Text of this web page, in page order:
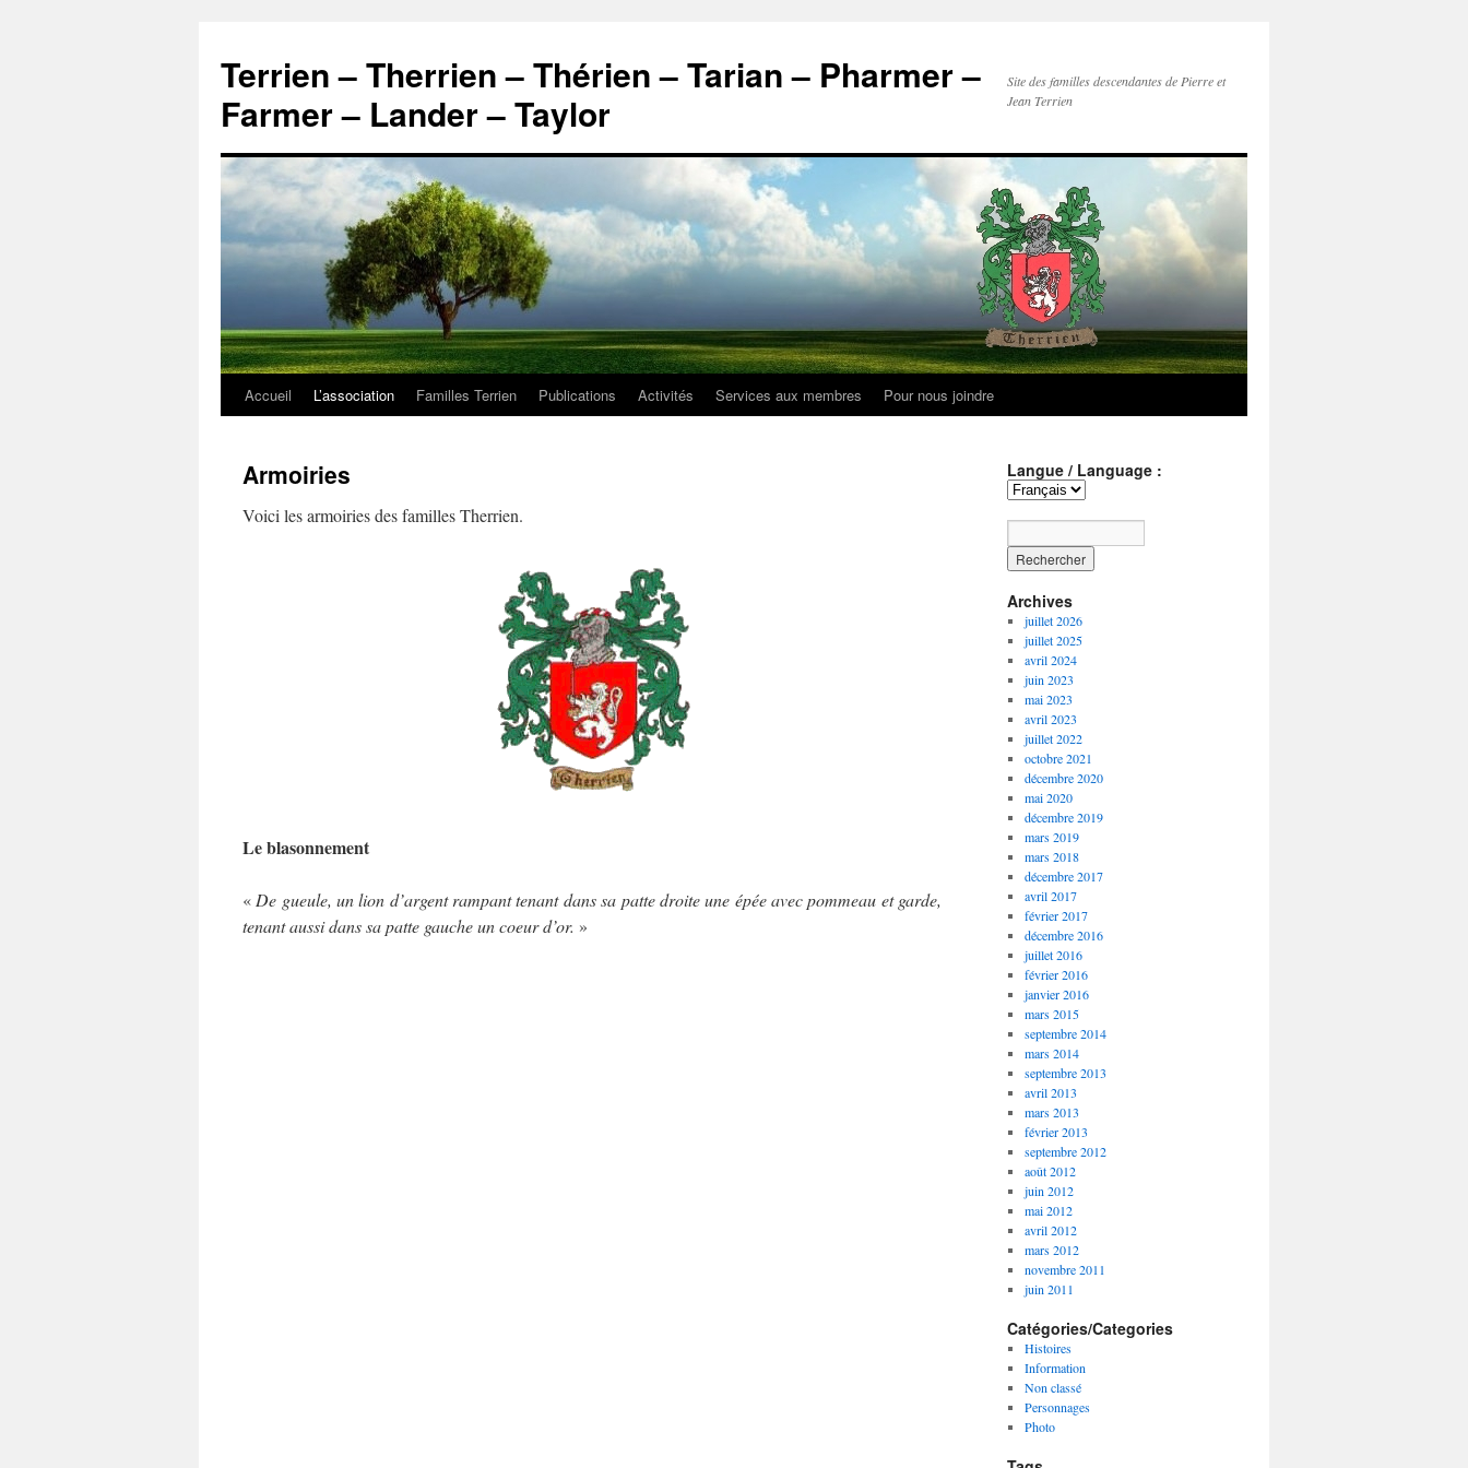
contenu
Terrien – Therrien – Thérien – Tarian – Pharmer –
Farmer – Lander – Taylor
Site des familles descendantes de Pierre et
Jean Terrien
Accueil L’association Familles Terrien Publications Activités Services aux membres Pour nous joindre
Armoiries
Voici les armoiries des familles Therrien.
Le blasonnement
« De gueule, un lion d’argent rampant tenant dans sa patte droite une épée avec pommeau et garde,
tenant aussi dans sa patte gauche un coeur d’or. »
Langue / Language :
Archives
juillet 2026
juillet 2025
avril 2024
juin 2023
mai 2023
avril 2023
juillet 2022
octobre 2021
décembre 2020
mai 2020
décembre 2019
mars 2019
mars 2018
décembre 2017
avril 2017
février 2017
décembre 2016
juillet 2016
février 2016
janvier 2016
mars 2015
septembre 2014
mars 2014
septembre 2013
avril 2013
mars 2013
février 2013
septembre 2012
août 2012
juin 2012
mai 2012
avril 2012
mars 2012
novembre 2011
juin 2011
Catégories/Categories
Histoires
Information
Non classé
Personnages
Photo